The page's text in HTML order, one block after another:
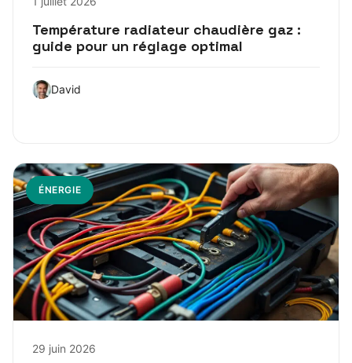
Température radiateur chaudière gaz :
guide pour un réglage optimal
David
ÉNERGIE
29 juin 2026